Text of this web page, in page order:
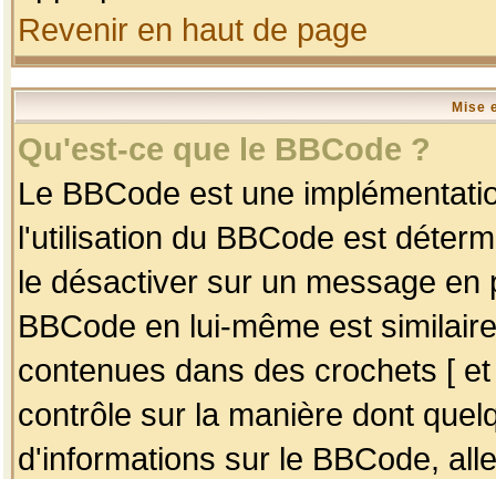
Revenir en haut de page
Mise
Qu'est-ce que le BBCode ?
Le BBCode est une
l'utilisation du BBCode est
le désactiver sur un message
BBCode en lui-même est
contenues dans des crochets [
contrôle sur la manière dont
d'informations sur le BBCode,